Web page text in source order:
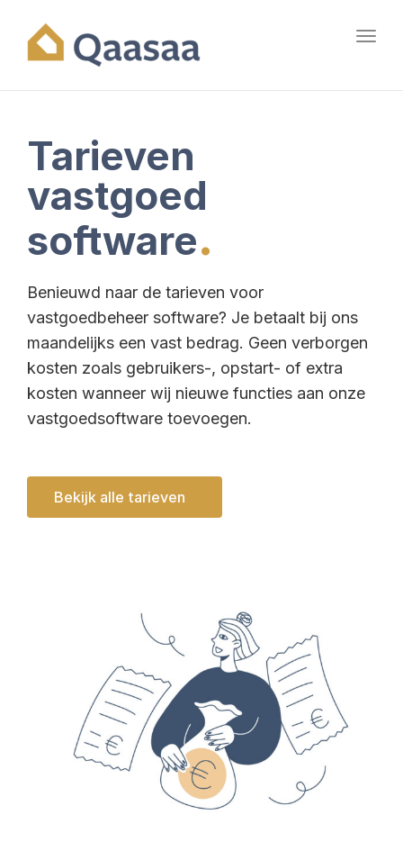
Tarieven
vastgoed
software.
Benieuwd naar de tarieven voor
vastgoedbeheer software? Je betaalt bij ons
maandelijks een vast bedrag. Geen verborgen
kosten zoals gebruikers-, opstart- of extra
kosten wanneer wij nieuwe functies aan onze
vastgoedsoftware toevoegen.
Bekijk alle tarieven